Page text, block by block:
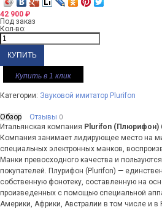
42 900 ₽
Под заказ
Кол-во:
Купить в 1 клик
Категории: Звуковой имитатор Plurifon
Обзор Отзывы 0
Итальянская компания Plurifon (Плюрифон)
Компания занимает лидирующее место на
специальных электронных манков,
Манки превосходного качества и
покупателей. Плурифон (Plurifon) —
собственную фонотеку, составленную на
произведенных с помощью специальной
Америки, Африки, Австралии в том числе и в